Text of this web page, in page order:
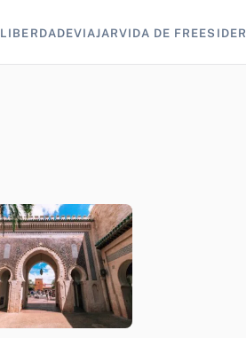
LIBERDADEVIAJARVIDA DE FREESIDER